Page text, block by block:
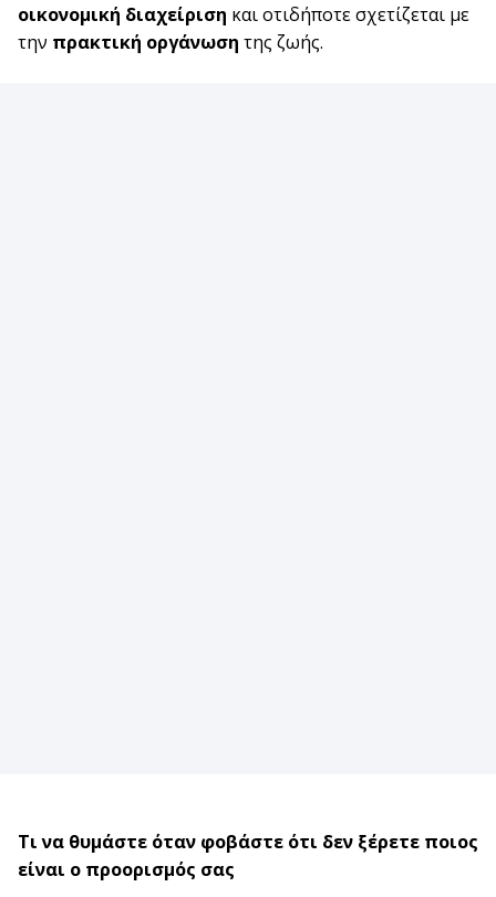
οικονομική διαχείριση και οτιδήποτε σχετίζεται με
την πρακτική οργάνωση της ζωής.
Τι να θυμάστε όταν φοβάστε ότι δεν ξέρετε ποιος
είναι ο προορισμός σας